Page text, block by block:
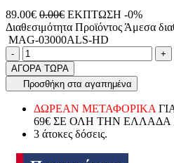
89.00€ 0.00€ ΕΚΠΤΩΣΗ -0%
Διαθεσιμότητα Προϊόντος Άμεσα
MAG-03000ALS-HD
Ποσότητα
-product.increase.quantity +
ΑΓΟΡΑ ΤΩΡΑ
Προσθήκη στα αγαπημένα
ΔΩΡΕΑΝ ΜΕΤΑΦΟΡΙΚΑ
69€ ΣΕ ΟΛΗ ΤΗΝ ΕΛΛΑΔΑ
3 άτοκες δόσεις.